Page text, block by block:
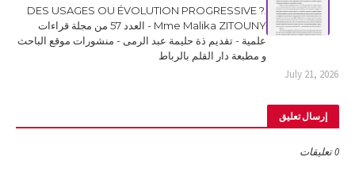
DES USAGES OU ÉVOLUTION PROGRESSIVE ?.
Mme Malika ZITOUNY - العدد 57 من مجلة قراءات
علمية - تقديم ذة حليمة عبد الرمى - منشورات موقع الباحث
و مطبعة دار القلم بالرباط
July 21, 2026
إرسال تعليق
0 تعليقات